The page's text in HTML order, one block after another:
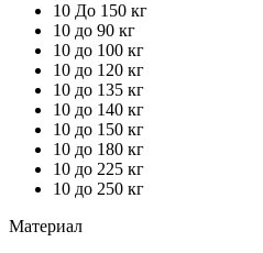
10 До 150 кг
10 до 90 кг
10 до 100 кг
10 до 120 кг
10 до 135 кг
10 до 140 кг
10 до 150 кг
10 до 180 кг
10 до 225 кг
10 до 250 кг
Материал